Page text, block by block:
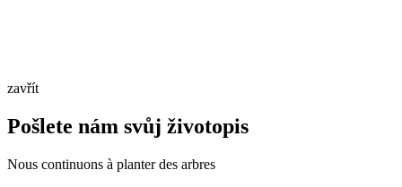
zavřít
Pošlete nám svůj životopis
Nous continuons à planter des arbres